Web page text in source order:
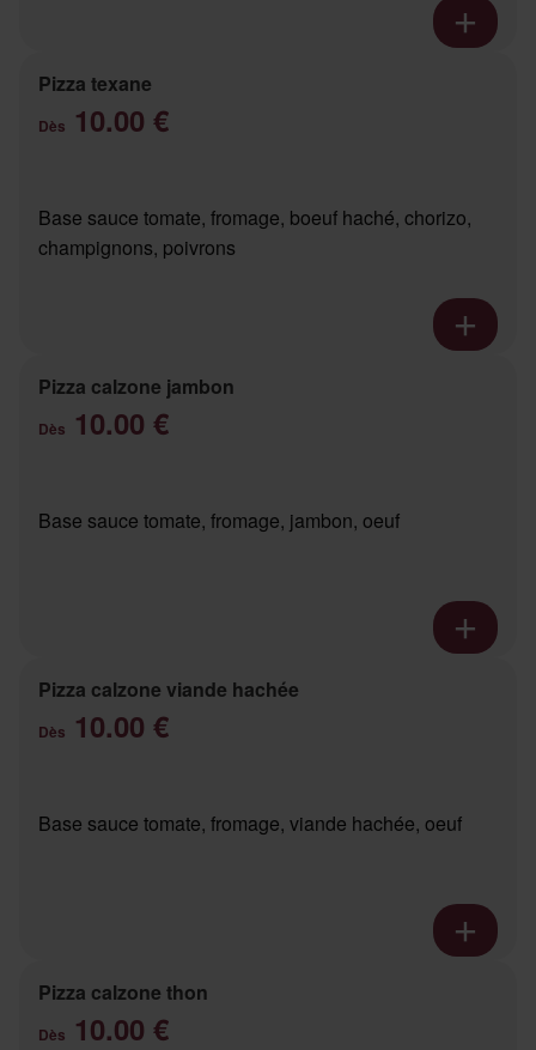
Pizza texane
Dès 10.00 €
Base sauce tomate, fromage, boeuf haché, chorizo,
champignons, poivrons
Pizza calzone jambon
Dès 10.00 €
Base sauce tomate, fromage, jambon, oeuf
Pizza calzone viande hachée
Dès 10.00 €
Base sauce tomate, fromage, viande hachée, oeuf
Pizza calzone thon
Dès 10.00 €